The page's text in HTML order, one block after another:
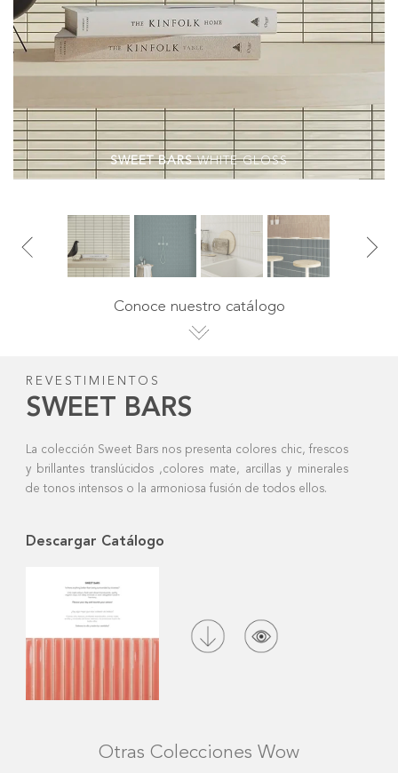
SWEET BARSTEAL MATT
Conoce nuestro catálogo
Descargar Catálogo
REVESTIMIENTOS
SWEET BARS
La colección Sweet Bars nos presenta colores chic, frescos
y brillantes translúcidos ,colores mate, arcillas y minerales
de tonos intensos o la armoniosa fusión de todos ellos.
Otras Colecciones Wow